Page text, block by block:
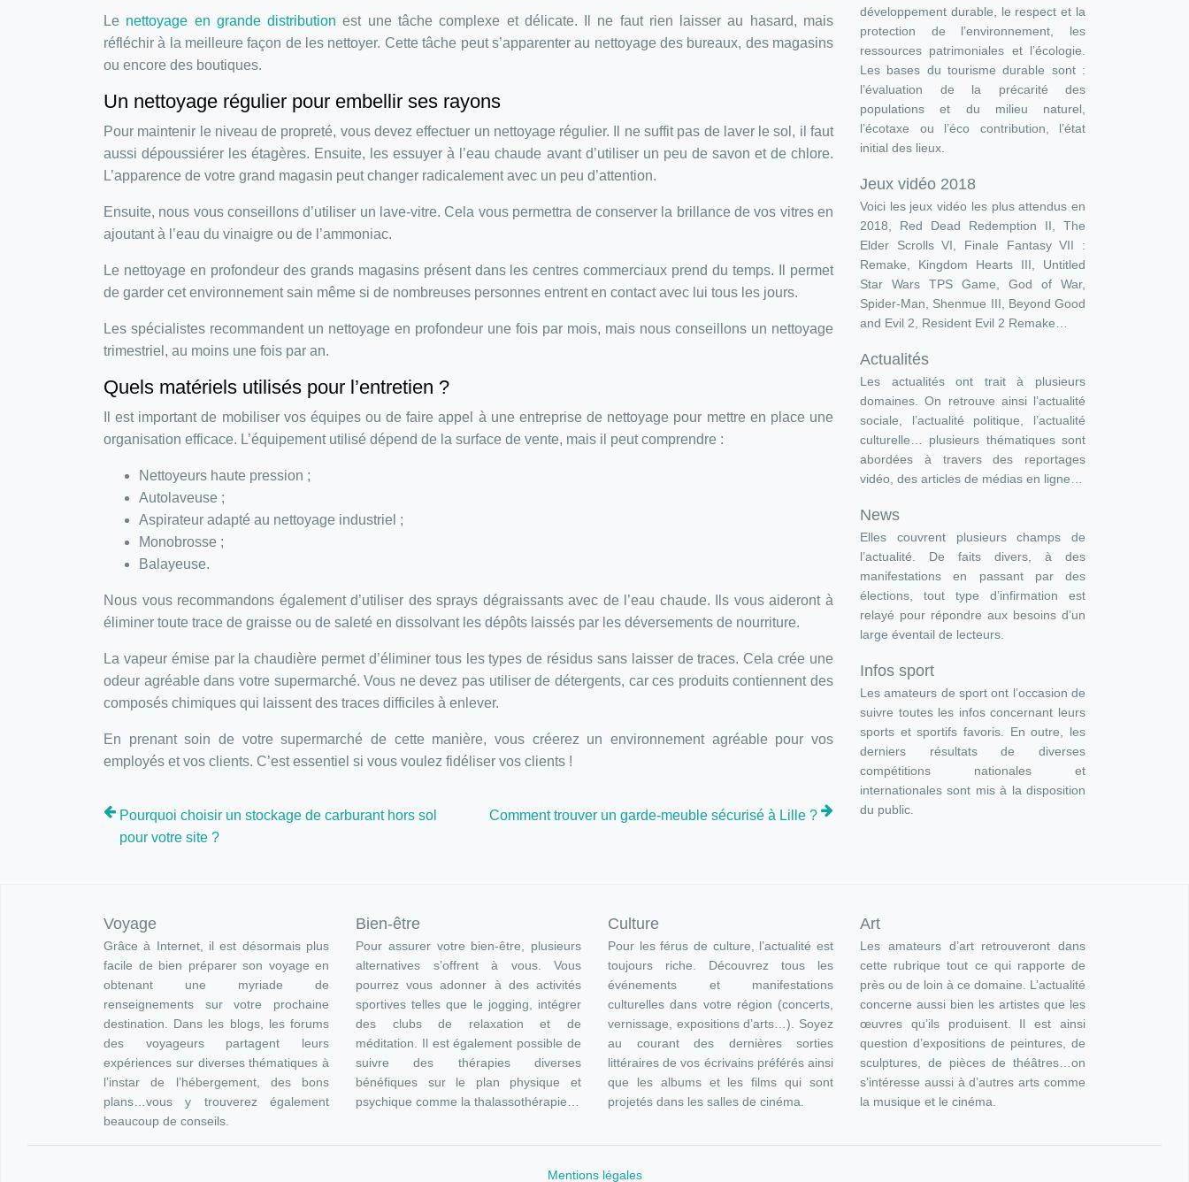
Le nettoyage en grande distribution est une tâche complexe et délicate. Il ne faut rien laisser au hasard, mais
réfléchir à la meilleure façon de les nettoyer. Cette tâche peut s’apparenter au nettoyage des bureaux, des magasins
ou encore des boutiques.
Un nettoyage régulier pour embellir ses rayons
Pour maintenir le niveau de propreté, vous devez effectuer un nettoyage régulier. Il ne suffit pas de laver le sol, il faut
aussi dépoussiérer les étagères. Ensuite, les essuyer à l’eau chaude avant d’utiliser un peu de savon et de chlore.
L’apparence de votre grand magasin peut changer radicalement avec un peu d’attention.
Ensuite, nous vous conseillons d’utiliser un lave-vitre. Cela vous permettra de conserver la brillance de vos vitres en
ajoutant à l’eau du vinaigre ou de l’ammoniac.
Le nettoyage en profondeur des grands magasins présent dans les centres commerciaux prend du temps. Il permet
de garder cet environnement sain même si de nombreuses personnes entrent en contact avec lui tous les jours.
Les spécialistes recommandent un nettoyage en profondeur une fois par mois, mais nous conseillons un nettoyage
trimestriel, au moins une fois par an.
Quels matériels utilisés pour l’entretien ?
Il est important de mobiliser vos équipes ou de faire appel à une entreprise de nettoyage pour mettre en place une
organisation efficace. L’équipement utilisé dépend de la surface de vente, mais il peut comprendre :
Nettoyeurs haute pression ;
Autolaveuse ;
Aspirateur adapté au nettoyage industriel ;
Monobrosse ;
Balayeuse.
Nous vous recommandons également d’utiliser des sprays dégraissants avec de l’eau chaude. Ils vous aideront à
éliminer toute trace de graisse ou de saleté en dissolvant les dépôts laissés par les déversements de nourriture.
La vapeur émise par la chaudière permet d’éliminer tous les types de résidus sans laisser de traces. Cela crée une
odeur agréable dans votre supermarché. Vous ne devez pas utiliser de détergents, car ces produits contiennent des
composés chimiques qui laissent des traces difficiles à enlever.
En prenant soin de votre supermarché de cette manière, vous créerez un environnement agréable pour vos
employés et vos clients. C’est essentiel si vous voulez fidéliser vos clients !
Pourquoi choisir un stockage de carburant hors sol
pour votre site ?
Comment trouver un garde-meuble sécurisé à Lille ?
développement durable, le respect et la
protection de l’environnement, les
ressources patrimoniales et l’écologie.
Les bases du tourisme durable sont :
l’évaluation de la précarité des
populations et du milieu naturel,
l’écotaxe ou l’éco contribution, l’état
initial des lieux.
Jeux vidéo 2018
Voici les jeux vidéo les plus attendus en
2018, Red Dead Redemption II, The
Elder Scrolls VI, Finale Fantasy VII :
Remake, Kingdom Hearts III, Untitled
Star Wars TPS Game, God of War,
Spider-Man, Shenmue III, Beyond Good
and Evil 2, Resident Evil 2 Remake…
Actualités
Les actualités ont trait à plusieurs
domaines. On retrouve ainsi l’actualité
sociale, l’actualité politique, l’actualité
culturelle… plusieurs thématiques sont
abordées à travers des reportages
vidéo, des articles de médias en ligne…
News
Elles couvrent plusieurs champs de
l’actualité. De faits divers, à des
manifestations en passant par des
élections, tout type d’infirmation est
relayé pour répondre aux besoins d’un
large éventail de lecteurs.
Infos sport
Les amateurs de sport ont l’occasion de
suivre toutes les infos concernant leurs
sports et sportifs favoris. En outre, les
derniers résultats de diverses
compétitions nationales et
internationales sont mis à la disposition
du public.
Voyage
Grâce à Internet, il est désormais plus
facile de bien préparer son voyage en
obtenant une myriade de
renseignements sur votre prochaine
destination. Dans les blogs, les forums
des voyageurs partagent leurs
expériences sur diverses thématiques à
l’instar de l’hébergement, des bons
plans…vous y trouverez également
beaucoup de conseils.
Bien-être
Pour assurer votre bien-être, plusieurs
alternatives s’offrent à vous. Vous
pourrez vous adonner à des activités
sportives telles que le jogging, intégrer
des clubs de relaxation et de
méditation. Il est également possible de
suivre des thérapies diverses
bénéfiques sur le plan physique et
psychique comme la thalassothérapie…
Culture
Pour les férus de culture, l’actualité est
toujours riche. Découvrez tous les
événements et manifestations
culturelles dans votre région (concerts,
vernissage, expositions d’arts…). Soyez
au courant des dernières sorties
littéraires de vos écrivains préférés ainsi
que les albums et les films qui sont
projetés dans les salles de cinéma.
Art
Les amateurs d’art retrouveront dans
cette rubrique tout ce qui rapporte de
près ou de loin à ce domaine. L’actualité
concerne aussi bien les artistes que les
œuvres qu’ils produisent. Il est ainsi
question d’expositions de peintures, de
sculptures, de pièces de théâtres…on
s’intéresse aussi à d’autres arts comme
la musique et le cinéma.
Mentions légales